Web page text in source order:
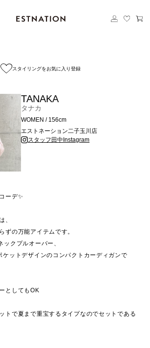
スタイリングをお気に入り登録
TANAKA
タナカ
WOMEN / 156cm
エストネーション二子玉川店
スタッフ田中Instagram
ーデ✨
、
ずの万能アイテムです。
ックプルオーバー、
ケットデザインのコンパクトカーディガンで
としてもOK
トで夏まで重宝するタイプなのでセットである